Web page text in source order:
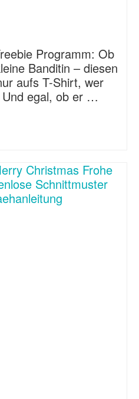
Programm: Ob
Banditin – diesen
aufs T-Shirt, wer
Und egal, ob er …